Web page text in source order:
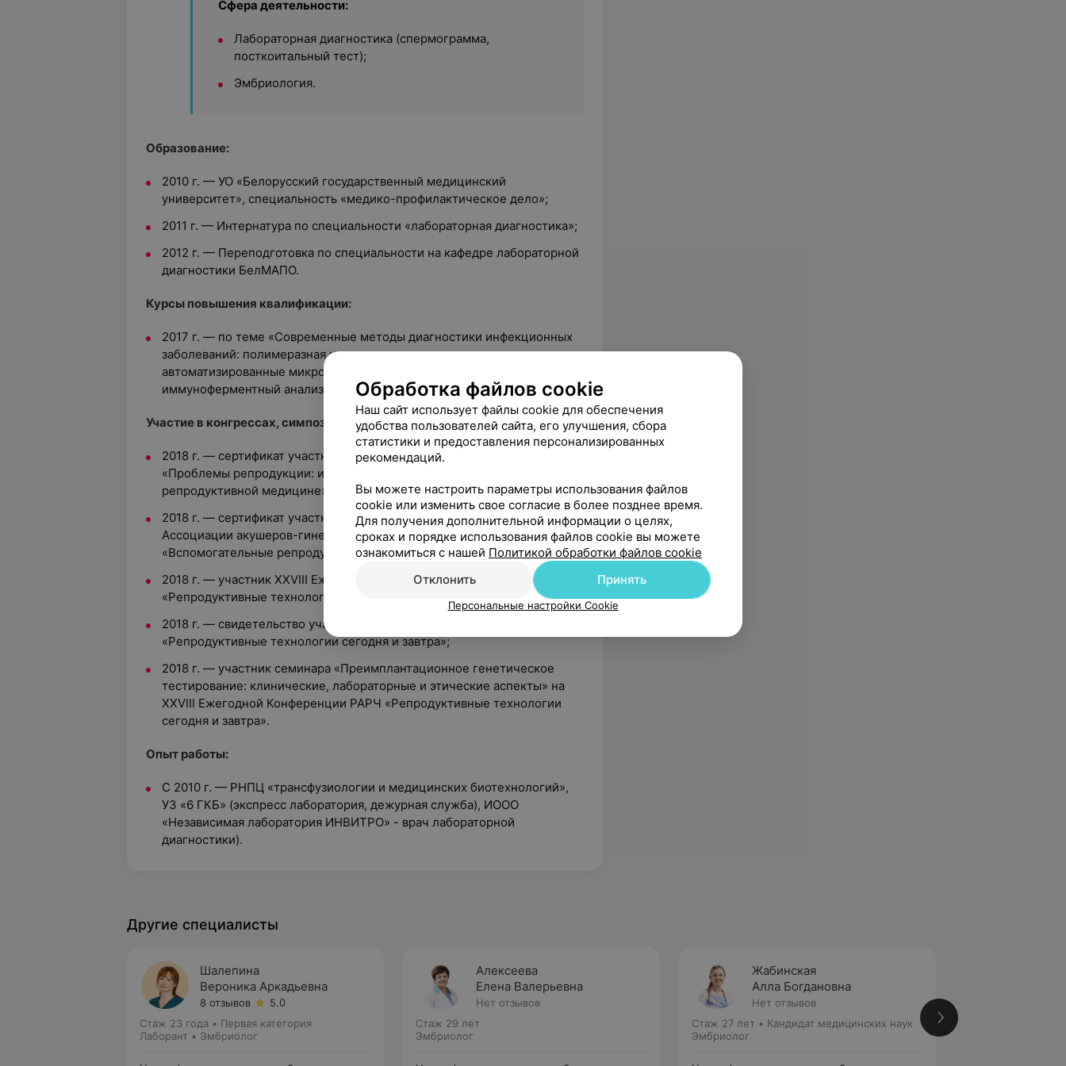
Сфера деятельности:
Лабораторная диагностика (спермограмма,
посткоитальный тест);
Эмбриология.
Образование:
2010 г. — УО «Белорусский государственный медицинский
университет», специальность «медико-профилактическое дело»;
2011 г. — Интернатура по специальности «лабораторная диагностика»;
2012 г. — Переподготовка по специальности на кафедре лабораторной
диагностики БелМАПО.
Курсы повышения квалификации:
2017 г. — по теме «Современные методы диагностики инфекционных
заболеваний: полимеразная цепная реакция, генодиагностика,
автоматизированные микробиологические технологии,
иммуноферментный анализ и др.».
Участие в конгрессах, симпозиумах:
2018 г. — сертификат участника II Международного конгресса
«Проблемы репродукции: иновационные технологии в
репродуктивной медицине»;
2018 г. — сертификат участника практической конференции
Ассоциации акушеров-гинекологов и неонатологов по теме
«Вспомогательные репродуктивные технологии»;
2018 г. — участник XXVIII Ежегодной Конференции РАРЧ
«Репродуктивные технологии сегодня и завтра»;
2018 г. — свидетельство участника Ежегодной Конференции РАРЧ
«Репродуктивные технологии сегодня и завтра»;
2018 г. — участник семинара «Преимплантационное генетическое
тестирование: клинические, лабораторные и этические аспекты» на
XXVIII Ежегодной Конференции РАРЧ «Репродуктивные технологии
сегодня и завтра».
Опыт работы:
С 2010 г. — РНПЦ «трансфузиологии и медицинских биотехнологий»,
УЗ «6 ГКБ» (экспресс лаборатория, дежурная служба), ИООО
«Независимая лаборатория ИНВИТРО» - врач лабораторной
диагностики).
Другие специалисты
Шалепина
Вероника Аркадьевна
8 отзывов
5.0
Стаж 23 года • Первая категория
Лаборант • Эмбриолог
Алексеева
Елена Валерьевна
Нет отзывов
Стаж 29 лет
Эмбриолог
Жабинская
Алла Богдановна
Нет отзывов
Стаж 27 лет • Кандидат медицинских наук
Эмбриолог
Обработка файлов cookie
Наш сайт использует файлы cookie для обеспечения
удобства пользователей сайта, его улучшения, сбора
статистики и предоставления персонализированных
рекомендаций.
Вы можете настроить параметры использования файлов
cookie или изменить свое согласие в более позднее время.
Для получения дополнительной информации о целях,
сроках и порядке использования файлов cookie вы можете
ознакомиться с нашей Политикой обработки файлов cookie
Отклонить
Принять
Персональные настройки Cookie